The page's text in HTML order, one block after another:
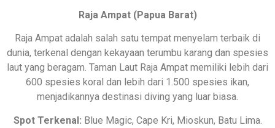
Raja Ampat (Papua Barat)
Raja Ampat adalah salah satu tempat menyelam terbaik di
dunia, terkenal dengan kekayaan terumbu karang dan spesies
laut yang beragam. Taman Laut Raja Ampat memiliki lebih dari
600 spesies koral dan lebih dari 1.500 spesies ikan,
menjadikannya destinasi diving yang luar biasa.
Spot Terkenal: Blue Magic, Cape Kri, Mioskun, Batu Lima.